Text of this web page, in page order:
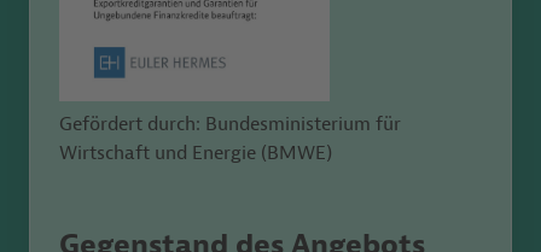
Gefördert durch: Bundesministerium für
Wirtschaft und Energie (BMWE)
Gegenstand des Angebots